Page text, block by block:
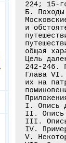
224; 15-
Б. Походы
и
общая
Цель
242-246.
Глава VI.
их на
I. Опись
II.
III.
IV.
V.